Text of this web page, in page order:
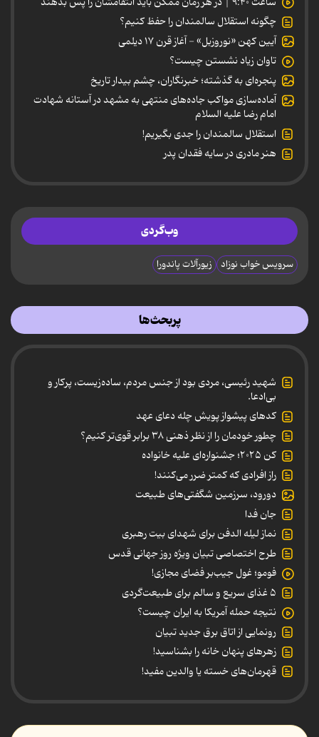
چگونه استقلال سالمندان را حفظ کنیم؟
آیین کهن «نوروزبل» - آغاز قرن ۱۷ دیلمی
تاوان زیاد نشستن چیست؟
پنجره‌ای به گذشته؛ خبرنگاران، چشم بیدار تاریخ
آماده‌سازی مواکب جاده‌های منتهی به مشهد در آستانه شهادت
امام رضا علیه السلام
استقلال سالمندان را جدی بگیریم!
هنر مادری در سایه‌ فقدان پدر
وب‌گردی
سرویس خواب نوزاد زیورآلات پاندورا
پربحث‌ها
شهید رئیسی، مردی بود از جنس مردم، ساده‌زیست، پرکار و
بی‌ادعا.
کدهای پیشواز پویش چله دعای عهد
چطور خودمان را از نظر ذهنی ۳۸ برابر قوی‌تر کنیم؟
کن ۲۰۲۵؛ جشنواره‌ای علیه خانواده
راز افرادی که کمتر ضرر می‌کنند!
دورود، سرزمین شگفتی‌های طبیعت
جان فدا
نماز لیله الدفن برای شهدای بیت رهبری
طرح اختصاصی تبیان ویژه روز جهانی قدس
فومو؛ غول جیب‌بر فضای مجازی!
۵ غذای سریع و سالم برای طبیعت‌گردی
نتیجه حمله آمریکا به ایران چیست؟
رونمایی از اتاق برق جدید تبیان
زهرهای پنهان خانه را بشناسید!
قهرمان‌های خسته یا والدین مفید!